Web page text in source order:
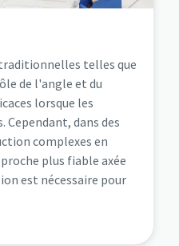
telles que
de l'angle et du
lorsque les
dans des
complexes en
plus fiable axée
est nécessaire pour